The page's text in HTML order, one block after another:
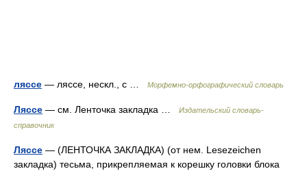
ляссе — ляссе, нескл., с … Морфемно-орфографический словарь
Ляссе — см. Ленточка закладка …
Издательский словарь-
справочник
Ляссе — (ЛЕНТОЧКА ЗАКЛАДКА) (от нем. Lesezeichen
закладка) тесьма, прикрепляемая к корешку головки блока